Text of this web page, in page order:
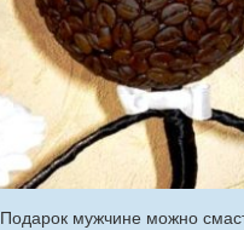
Подарок мужчине можно